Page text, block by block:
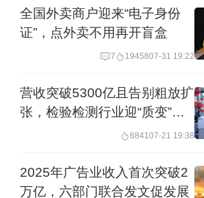
全国外卖商户迎来“电子身份
证”，点外卖不用再开盲盒
7 1945807-31 19:22
营收突破5300亿且告别粗放扩
张，检验检测行业迎“质变”拐
684107-21 19:38
2025年广告业收入首次突破2
万亿，六部门联合发文促发展